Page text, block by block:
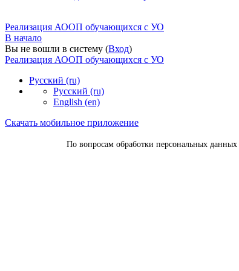
Реализация АООП обучающихся с УО
В начало
Вы не вошли в систему (Вход)
Реализация АООП обучающихся с УО
Русский ‎(ru)‎
Русский ‎(ru)‎
English ‎(en)‎
Скачать мобильное приложение
По вопросам обработки персональных данных